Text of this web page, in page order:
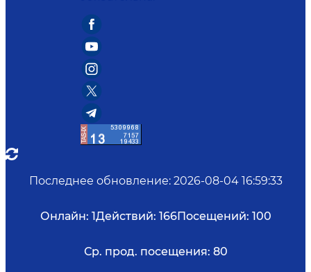
Последнее обновление: 2026-08-04 16:59:33
Онлайн: 1Действий: 166Посещений: 100
Ср. прод. посещения: 80